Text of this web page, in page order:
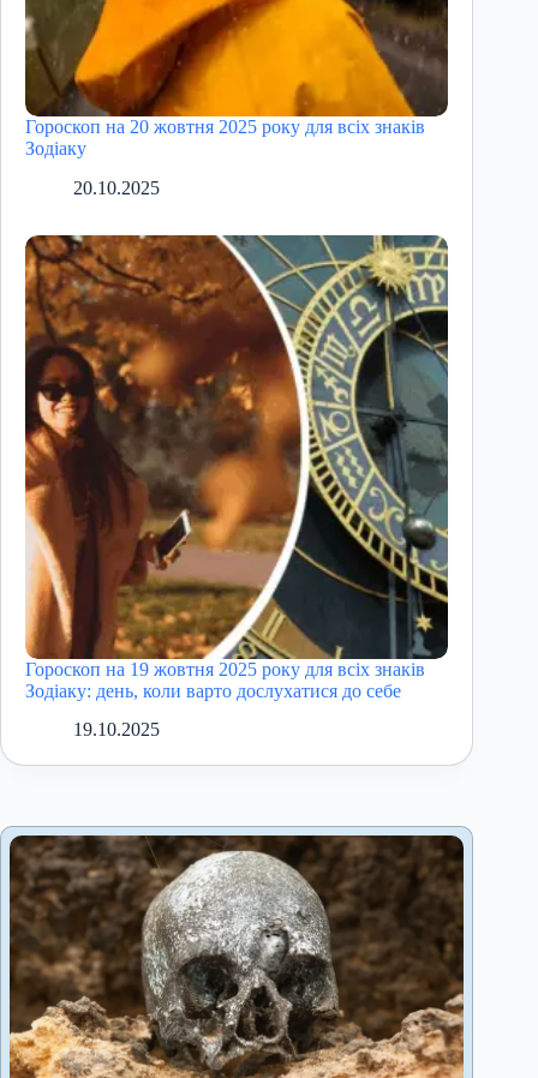
Гороскоп на 20 жовтня 2025 року для всіх знаків
Зодіаку
20.10.2025
Гороскоп на 19 жовтня 2025 року для всіх знаків
Зодіаку: день, коли варто дослухатися до себе
19.10.2025